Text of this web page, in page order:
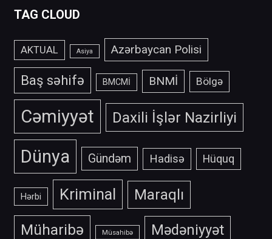
TAG CLOUD
AKTUAL Asiya Azərbaycan Polisi
Baş səhifə BMCMİ BNMİ Bölgə
Cəmiyyət Daxili İşlər Nazirliyi
Dünya Gündəm Hadisə Hüquq
Hərbi Kriminal Maraqlı
Müharibə Müsahibə
Mədəniyyət